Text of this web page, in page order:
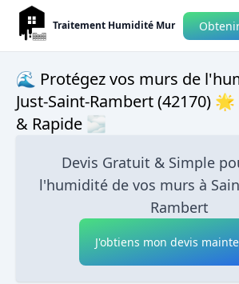
Traitement Humidité Mur
🌊 Protégez vos murs de
Just-Saint-Rambert (42170)
& Rapide 🌫
Devis Gratuit & Simple
l'humidité de vos murs à
Rambert
J'obtiens mon devis